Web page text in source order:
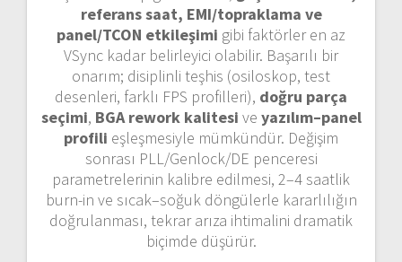
referans saat, EMI/topraklama ve
panel/TCON etkileşimi gibi faktörler en az
VSync kadar belirleyici olabilir. Başarılı bir
onarım; disiplinli teşhis (osiloskop, test
desenleri, farklı FPS profilleri), doğru parça
seçimi, BGA rework kalitesi ve yazılım–panel
profili eşleşmesiyle mümkündür. Değişim
sonrası PLL/Genlock/DE penceresi
parametrelerinin kalibre edilmesi, 2–4 saatlik
burn-in ve sıcak–soğuk döngülerle kararlılığın
doğrulanması, tekrar arıza ihtimalini dramatik
biçimde düşürür.